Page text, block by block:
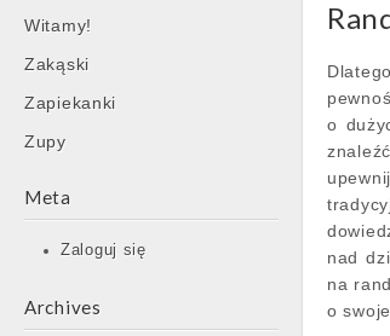
Witamy!
Zakąski
Zapiekanki
Zupy
Meta
Zaloguj się
Archives
o
nad
na
o